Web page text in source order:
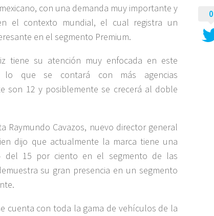
con una demanda muy importante y
el contexto mundial, el cual registra un
en el segmento Premium.
tiene su atención muy enfocada en este
lo que se contará con más agencias
son 12 y posiblemente se crecerá al doble
Raymundo Cavazos, nuevo director general
dijo que actualmente la marca tiene una
del 15 por ciento en el segmento de las
su gran presencia en un segmento
cuenta con toda la gama de vehículos de la
0